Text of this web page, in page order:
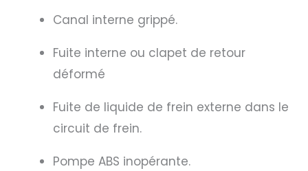
Canal interne grippé.
Fuite interne ou clapet de retour
déformé
Fuite de liquide de frein externe dans le
circuit de frein.
Pompe ABS inopérante.